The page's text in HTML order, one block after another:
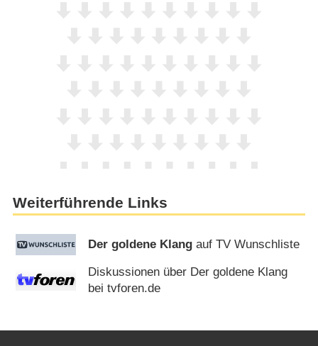
Weiterführende Links
Der goldene Klang auf TV Wunschliste
Diskussionen über Der goldene Klang
bei tvforen.de